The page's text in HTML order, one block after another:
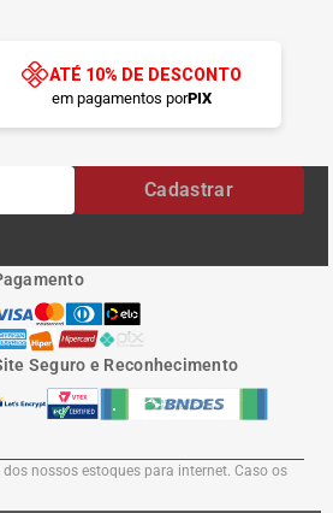
ATÉ 10% DE DESCONTO
em pagamentos porPIX
Cadastrar
Seguro e Reconhecimento
nossos estoques para internet. Caso os